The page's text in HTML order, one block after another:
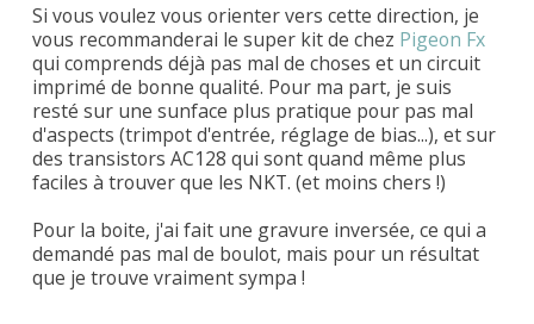
Si vous voulez vous orienter vers cette direction, je
vous recommanderai le super kit de chez Pigeon Fx
qui comprends déjà pas mal de choses et un circuit
imprimé de bonne qualité. Pour ma part, je suis
resté sur une sunface plus pratique pour pas mal
d'aspects (trimpot d'entrée, réglage de bias...), et sur
des transistors AC128 qui sont quand même plus
faciles à trouver que les NKT. (et moins chers !)
Pour la boite, j'ai fait une gravure inversée, ce qui a
demandé pas mal de boulot, mais pour un résultat
que je trouve vraiment sympa !